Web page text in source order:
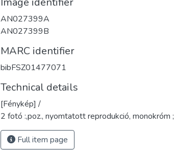
AN027399A
AN027399B
MARC identifier
bibFSZ01477071
Technical details
[Fénykép] /
2 fotó :,poz., nyomtatott reprodukció, monokróm ;
Full item page